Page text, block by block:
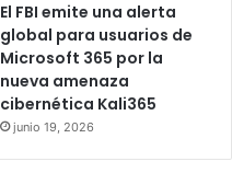
El FBI emite una alerta
global para usuarios de
Microsoft 365 por la
nueva amenaza
cibernética Kali365
junio 19, 2026